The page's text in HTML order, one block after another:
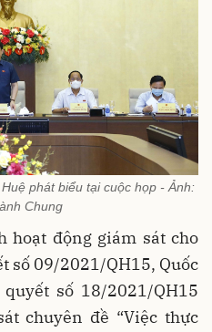
phát biểu tại cuộc họp - Ảnh:
Chung
hoạt động giám sát cho
số 09/2021/QH15, Quốc
số 18/2021/QH15
chuyên đề “Việc thực